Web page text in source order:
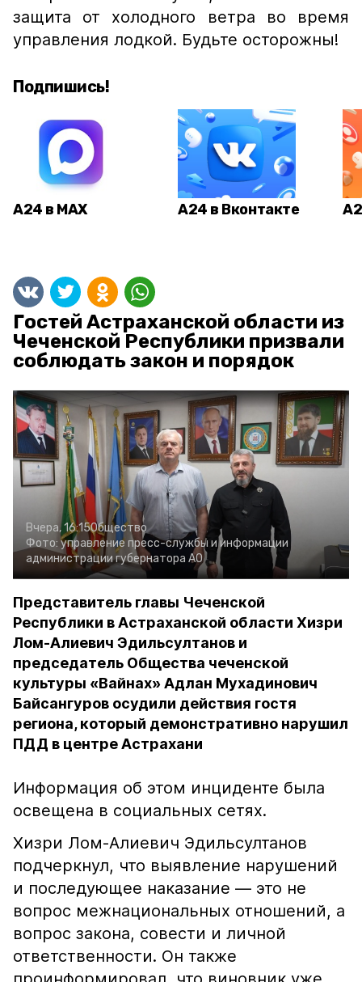
защита от холодного ветра во время
управления лодкой. Будьте осторожны!
Подпишись!
А24 в MAX А24 в Вконтакте
Гостей Астраханской области из
Чеченской Республики призвали
соблюдать закон и порядок
Вчера, 16:15Общество
Фото: управление пресс-службы и информации
администрации губернатора АО
Представитель главы Чеченской
Республики в Астраханской области Хизри
Лом-Алиевич Эдильсултанов и
председатель Общества чеченской
культуры «Вайнах» Адлан Мухадинович
Байсангуров осудили действия гостя
региона, который демонстративно нарушил
ПДД в центре Астрахани
Информация об этом инциденте была
освещена в социальных сетях.
Хизри Лом-Алиевич Эдильсултанов
подчеркнул, что выявление нарушений
и последующее наказание — это не
вопрос межнациональных отношений, а
вопрос закона, совести и личной
ответственности. Он также